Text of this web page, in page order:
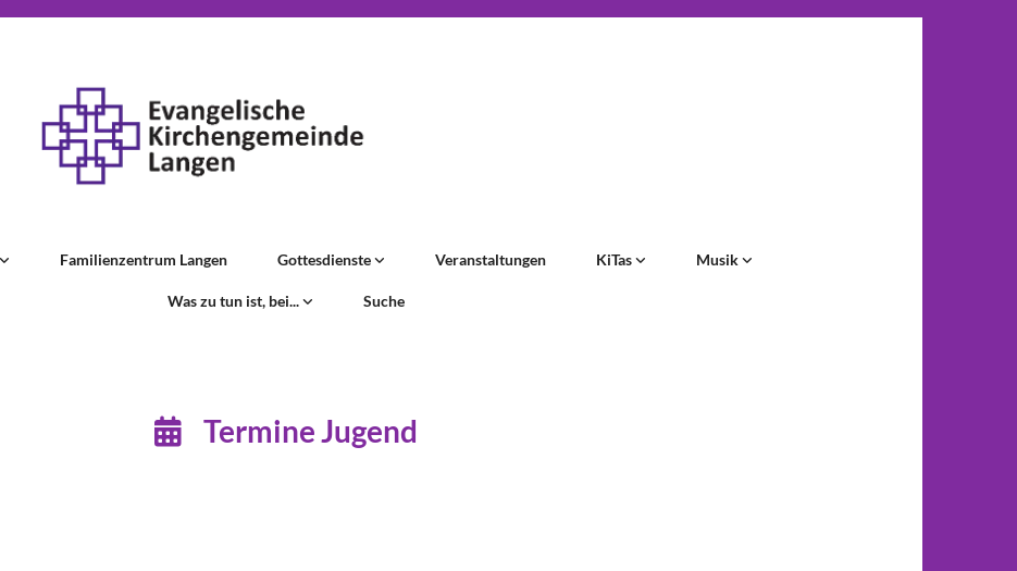
Familienzentrum Langen Gottesdienste Veranstaltungen KiTas Musik
Was zu tun ist, bei... Suche
 Termine Jugend